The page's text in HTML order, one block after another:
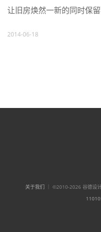
让旧房焕然一新的同时保
2014-06-18
关于我们 ｜ ©2010-2026 谷德设